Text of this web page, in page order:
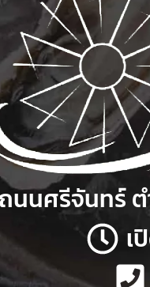
นนศรีจันทร์
เ